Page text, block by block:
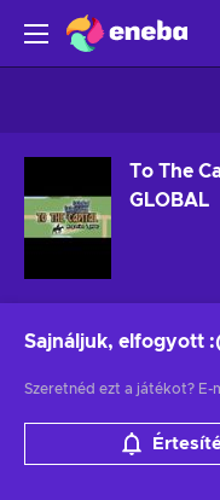
To The
GLOBAL
Sajnáljuk, elfogyott
Szeretnéd ezt a játékot? E-